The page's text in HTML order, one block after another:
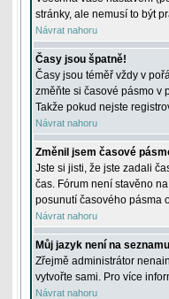
stránky, ale nemusí to být
Návrat nahoru
Časy jsou špatně!
Časy jsou téměř vždy v
změňte si časové pásmo v
Takže pokud nejste
Návrat nahoru
Změnil jsem časové
Jste si jisti, že jste zadali
čas. Fórum není stavěno
posunutí časového pásma
Návrat nahoru
Můj jazyk není na
Zřejmě administrátor
vytvořte sami. Pro více
Návrat nahoru